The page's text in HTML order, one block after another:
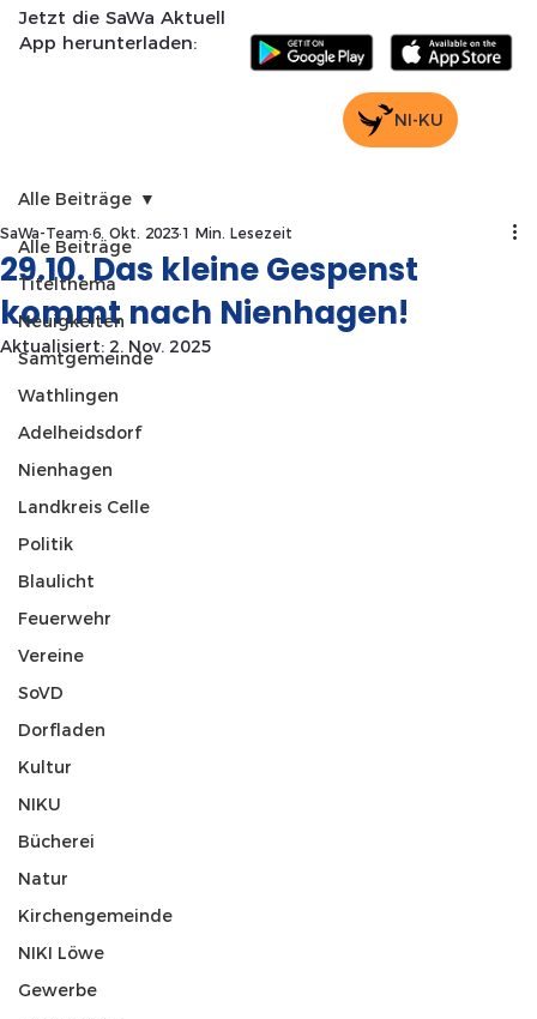
Jetzt die SaWa Aktuell
App herunterladen:
NI-KU
Alle Beiträge
Titelthema
Neuigkeiten
Samtgemeinde
Wathlingen
Adelheidsdorf
Nienhagen
Landkreis Celle
Politik
Blaulicht
Feuerwehr
Vereine
SoVD
Dorfladen
Kultur
NIKU
Bücherei
Natur
Kirchengemeinde
NIKI Löwe
Gewerbe
Alle Beiträge
29.10. Das kleine Gespenst
kommt nach Nienhagen!
SaWa-Team 6. Okt. 2023 1 Min. Lesezeit
Aktualisiert: 2. Nov. 2025